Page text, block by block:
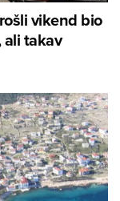
vikend bio
ali takav